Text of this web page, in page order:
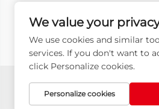
Всички права
Политика за
We value your
We use cookies and similar
services. If you don't want to
click Personalize cookies.
Personalize cookies